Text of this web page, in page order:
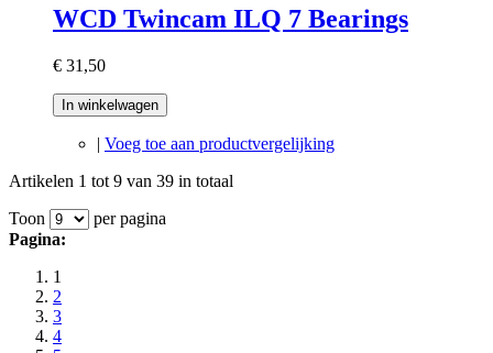
WCD Twincam ILQ 7 Bearings
€ 31,50
In winkelwagen
| Voeg toe aan productvergelijking
Artikelen 1 tot 9 van 39 in totaal
Toon
per pagina
Pagina:
1
2
3
4